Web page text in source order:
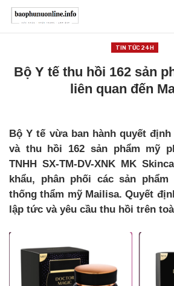
TIN TỨC 24H
Bộ Y tế thu hồi 162 sản
liên quan đến
Bộ Y tế vừa ban hành quyết
và thu hồi 162 sản phẩm mỹ
TNHH SX-TM-DV-XNK MK
khẩu, phân phối các sản
thống thẩm mỹ Mailisa. Quyết
lập tức và yêu cầu thu hồi trên